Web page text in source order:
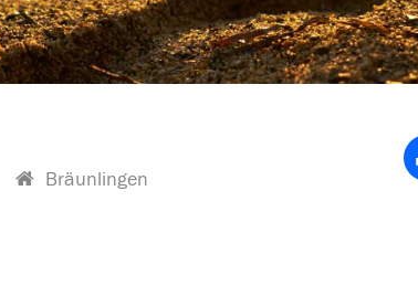
Bräunlingen